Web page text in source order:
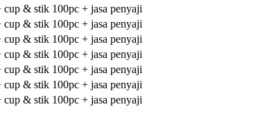
cup & stik 100pc + jasa penyaji
cup & stik 100pc + jasa penyaji
cup & stik 100pc + jasa penyaji
cup & stik 100pc + jasa penyaji
cup & stik 100pc + jasa penyaji
cup & stik 100pc + jasa penyaji
cup & stik 100pc + jasa penyaji